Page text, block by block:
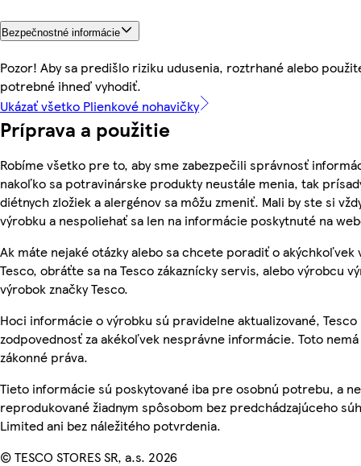
Bezpečnostné informácie
Pozor! Aby sa predišlo riziku udusenia, roztrhané alebo
potrebné ihneď vyhodiť.
Ukázať všetko Plienkové nohavičky
Príprava a použitie
Robíme všetko pre to, aby sme zabezpečili správnosť
nakoľko sa potravinárske produkty neustále menia, tak
diétnych zložiek a alergénov sa môžu zmeniť. Mali by ste si
výrobku a nespoliehať sa len na informácie poskytnuté na
Ak máte nejaké otázky alebo sa chcete poradiť o akýchkoľvek
Tesco, obráťte sa na Tesco zákaznícky servis, alebo výrobcu
výrobok značky Tesco.
Hoci informácie o výrobku sú pravidelne aktualizované, Tesco
zodpovednosť za akékoľvek nesprávne informácie. Toto nemá
zákonné práva.
Tieto informácie sú poskytované iba pre osobnú potrebu, a
reprodukované žiadnym spôsobom bez predchádzajúceho
Limited ani bez náležitého potvrdenia.
© TESCO STORES SR, a.s. 2026